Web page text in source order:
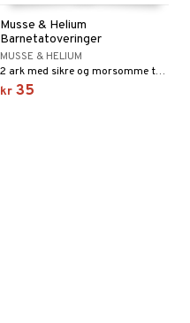
Musse & Helium
Barnetatoveringer
MUSSE & HELIUM
2 ark med sikre og morsomme tatoveringer.
kr 35